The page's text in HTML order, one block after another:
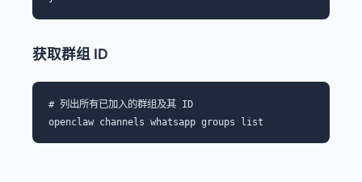
获取群组 ID
# 列出所有已加入的群组及其 ID